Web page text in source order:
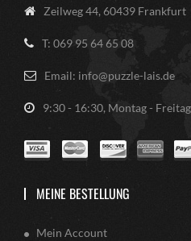
Zeilweg 44, 60439 Frankfurt
T: 069 95 64 65 08
Email: info@puzzle-lais.de
9:30 - 16:30, Montag - Freitag
MEINE BESTELLUNG
Mein Account